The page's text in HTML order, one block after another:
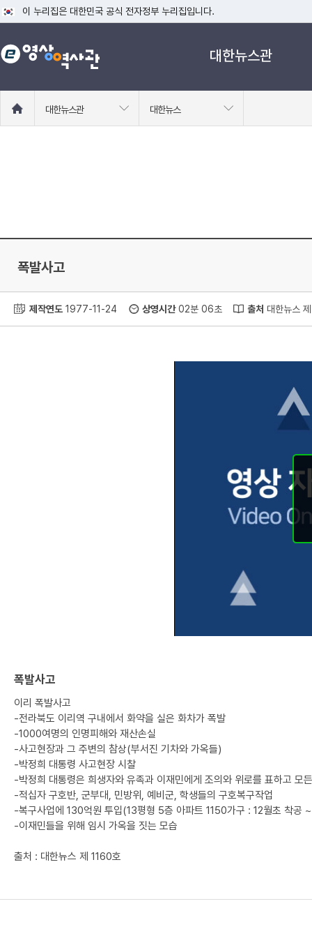
이 누리집은 대한민국 공식 전자정부 누리집입니다.
공식 누리집 주소 확인하기
go.kr 주소를 사용하는 누리집은 대한민국 정부기관이 관리하는 누리집입니
대한뉴스관
로
대한뉴스관 대한뉴스
폭발사고
제작연도 1977-11-24 상영시간02분 06초 출처 대한뉴스
폭발사고
이리 폭발사고
-전라북도 이리역 구내에서 화약을 실은 화차가 폭발
-1000여명의 인명피해와 재산손실
-사고현장과 그 주변의 참상(부서진 기차와 가옥들)
-박정희 대통령 사고현장 시찰
-박정희 대통령은 희생자와 유족과 이재민에게 조의와 위로를 표하고 모
-적십자 구호반, 군부대, 민방위, 예비군, 학생들의 구호복구작업
-복구사업에 130억원 투입(13평형 5층 아파트 1150가구 : 12월초 착공
-이재민들을 위해 임시 가옥을 짓는 모습
출처 : 대한뉴스 제 1160호